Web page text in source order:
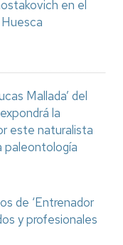
en el
Mallada’ del
la
este naturalista
paleontología
de ‘Entrenador
y profesionales